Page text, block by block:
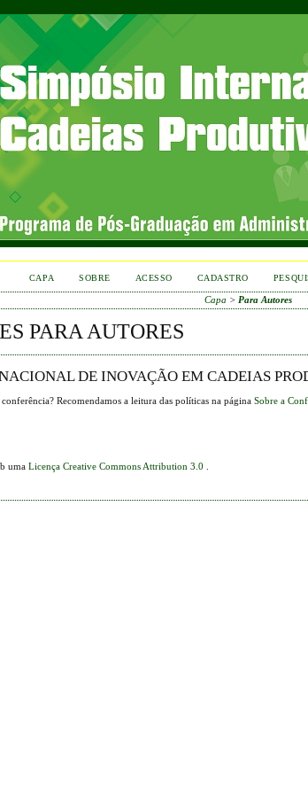
CAPA SOBRE ACESSO CADASTRO
Capa > Para Autores
PARA AUTORES
DE INOVAÇÃO EM CADEIAS
conferência? Recomendamos a leitura das políticas na páginaSobre a
umaLicença Creative Commons Attribution 3.0